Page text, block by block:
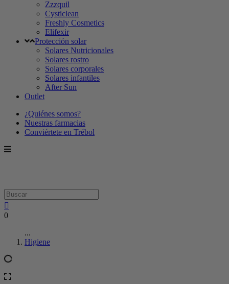
Zzzquil
Cysticlean
Freshly Cosmetics
Elifexir
Protección solar
Solares Nutricionales
Solares rostro
Solares corporales
Solares infantiles
After Sun
Outlet
¿Quiénes somos?
Nuestras farmacias
Conviértete en Trébol
0
...
Higiene